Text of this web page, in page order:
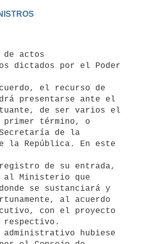
dictados por el Poder
el recurso de
presentarse ante el
de ser varios el
primer término, o
de la
la República. En este
de su entrada,
al Ministerio que
se sustanciará y
al acuerdo
con el proyecto
respectivo.